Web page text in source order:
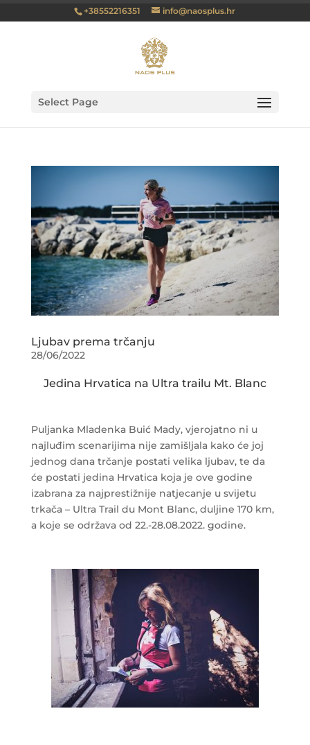
+38552216351 info@naosplus.hr
Select Page
Ljubav prema trčanju
28/06/2022
Jedina Hrvatica na Ultra trailu Mt. Blanc
Puljanka Mladenka Buić Mady, vjerojatno ni u
najluđim scenarijima nije zamišljala kako će joj
jednog dana trčanje postati velika ljubav, te da
će postati jedina Hrvatica koja je ove godine
izabrana za najprestižnije natjecanje u svijetu
trkača – Ultra Trail du Mont Blanc, duljine 170 km,
a koje se održava od 22.-28.08.2022. godine.